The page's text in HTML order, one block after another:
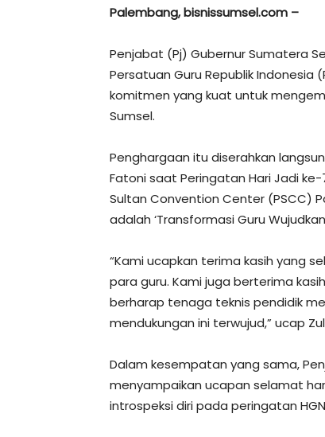
Palembang, bisnissumsel.com –
Penjabat (Pj) Gubernur Sumatera
Persatuan Guru Republik Indonesia
komitmen yang kuat untuk
Sumsel.
Penghargaan itu diserahkan
Fatoni saat Peringatan Hari Jadi ke-
Sultan Convention Center (PSCC)
adalah ‘Transformasi Guru
“Kami ucapkan terima kasih yang
para guru. Kami juga berterima
berharap tenaga teknis pendidik
mendukungan ini terwujud,” ucap
Dalam kesempatan yang sama,
menyampaikan ucapan selamat
introspeksi diri pada peringatan